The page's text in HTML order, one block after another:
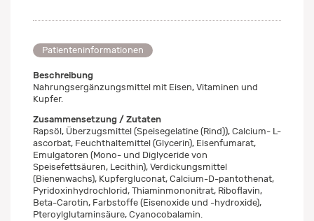
Patienteninformationen
Beschreibung
Nahrungsergänzungsmittel mit Eisen, Vitaminen und
Kupfer.
Zusammensetzung / Zutaten
Rapsöl, Überzugsmittel (Speisegelatine (Rind)), Calcium- L-
ascorbat, Feuchthaltemittel (Glycerin), Eisenfumarat,
Emulgatoren (Mono- und Diglyceride von
Speisefettsäuren, Lecithin), Verdickungsmittel
(Bienenwachs), Kupfergluconat, Calcium-D-pantothenat,
Pyridoxinhydrochlorid, Thiaminmononitrat, Riboflavin,
Beta-Carotin, Farbstoffe (Eisenoxide und -hydroxide),
Pteroylglutaminsäure, Cyanocobalamin.